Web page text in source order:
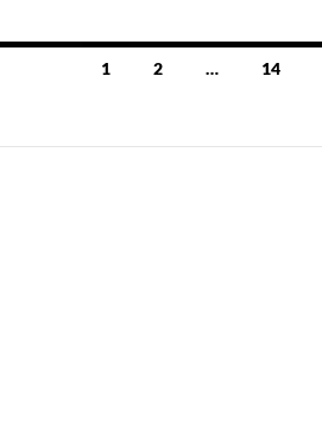
Berichten
1 2 … 14